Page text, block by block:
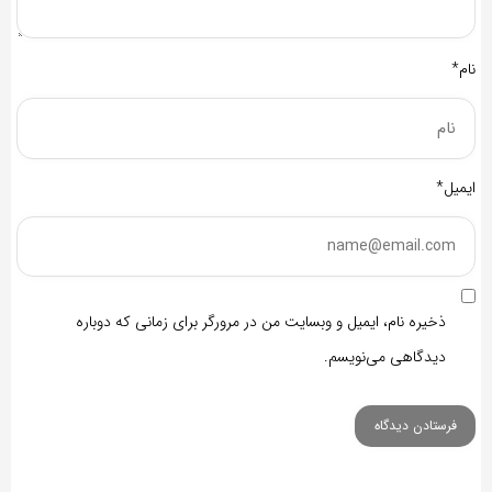
نام*
ایمیل*
ذخیره نام، ایمیل و وبسایت من در مرورگر برای زمانی که دوباره
دیدگاهی می‌نویسم.